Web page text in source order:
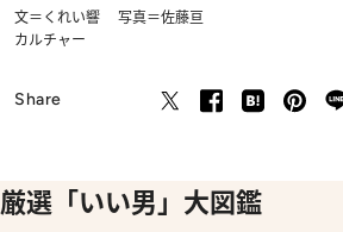
文＝くれい響 写真＝佐藤亘
カルチャー
Share
厳選「いい男」大図鑑